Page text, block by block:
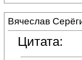
Вячеслав
Цитата: